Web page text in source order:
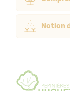
Notion